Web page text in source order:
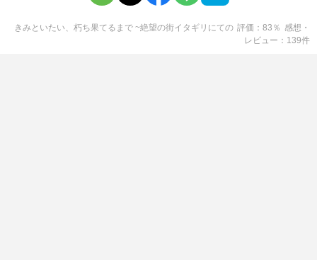
きみといたい、朽ち果てるまで ~絶望の街イタギリにての 評価 83 ％ 感想・
レビュー
139件